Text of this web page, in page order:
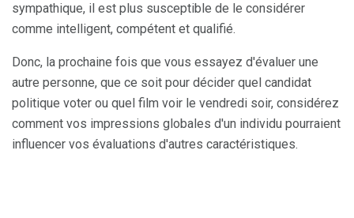
sympathique, il est plus susceptible de le considérer
comme intelligent, compétent et qualifié.
Donc, la prochaine fois que vous essayez d'évaluer une
autre personne, que ce soit pour décider quel candidat
politique voter ou quel film voir le vendredi soir, considérez
comment vos impressions globales d'un individu pourraient
influencer vos évaluations d'autres caractéristiques.